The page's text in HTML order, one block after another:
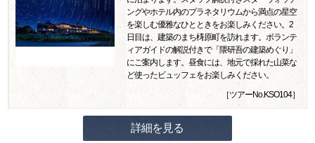
ングやホテル内のプラネタリウムから満点の星空
を楽しむ優雅なひとときをお楽しみください。2
日目は、建築のまち梼原町を訪れます。ボランテ
ィアガイドの解説付きで「隈研吾の建築めぐり」
にご案内します。昼食には、地元で採れた山菜な
ど使ったビュッフェをお楽しみください。
［ツアーNo.KSO104］
詳細を見る